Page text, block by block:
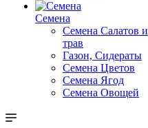
Семена
Семена Салатов и
трав
Газон, Сидераты
Семена Цветов
Семена Ягод
Семена Овощей